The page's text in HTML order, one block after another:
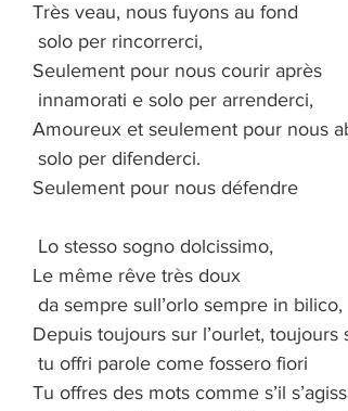
Très veau, nous fuyons au fond
solo per rincorrerci,
Seulement pour nous courir après
innamorati e solo per arrenderci,
Amoureux et seulement pour nous
solo per difenderci.
Seulement pour nous défendre
Lo stesso sogno dolcissimo,
Le même rêve très doux
da sempre sull’orlo sempre in bilico,
Depuis toujours sur l’ourlet,
tu offri parole come fossero fiori
Tu offres des mots comme s’il